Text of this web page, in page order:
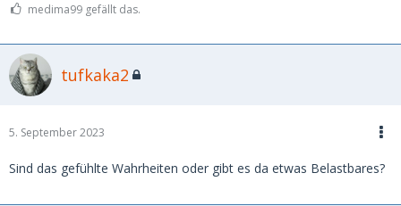
medima99 gefällt das.
tufkaka2
5. September 2023
Sind das gefühlte Wahrheiten oder gibt es da etwas Belastbares?